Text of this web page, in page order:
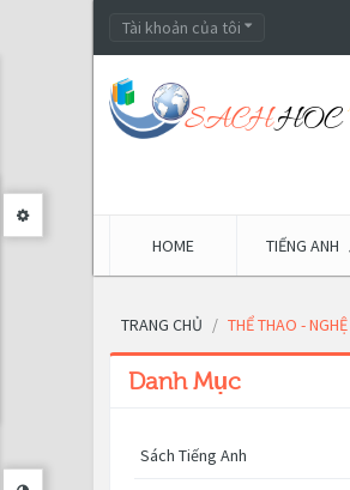
Tài khoản của tôi
HOME TIẾNG ANH
TRANG CHỦ THỂ THAO -
Danh Mục
Sách Tiếng Anh